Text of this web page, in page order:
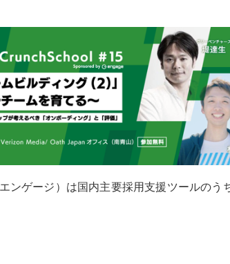
ンゲージ）は国内主要採⽤⽀援ツールのう